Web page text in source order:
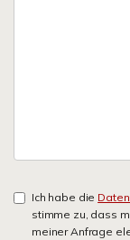
Ich habe die
stimme zu, dass
meiner Anfrage